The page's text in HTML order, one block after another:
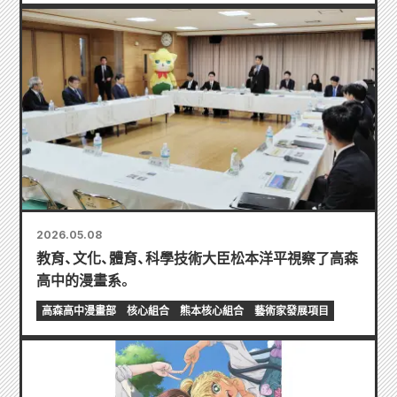
2026.05.08
教育、文化、體育、科學技術大臣松本洋平視察了高森
高中的漫畫系。
高森高中漫畫部 核心組合 熊本核心組合 藝術家發展項目